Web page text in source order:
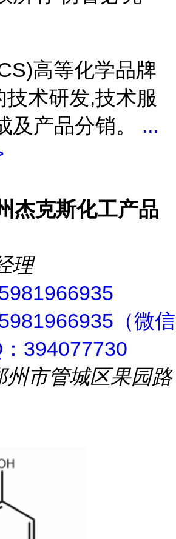
高等化学品牌
术研发,技术服
及产品分销。 ...
杰克斯化工产品
理
（微信
394077730
州市管城区果园路